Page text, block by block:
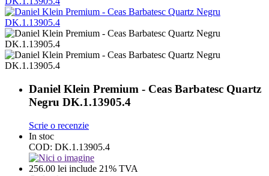
Daniel Klein Premium - Ceas Barbatesc Quartz
Negru DK.1.13905.4
Scrie o recenzie
In stoc
COD: DK.1.13905.4
256.00 lei include 21% TVA